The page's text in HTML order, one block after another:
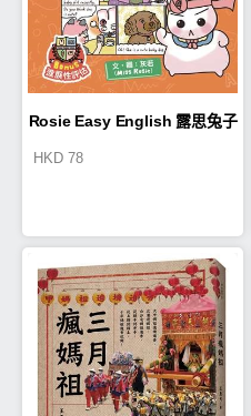
Rosie Easy English 露思兔子
HKD 78